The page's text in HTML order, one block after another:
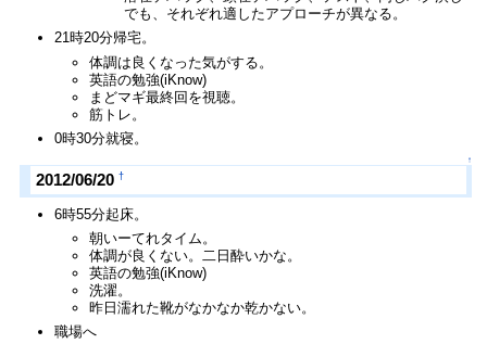
でも、それぞれ適したアプローチが異なる。
21時20分帰宅。
体調は良くなった気がする。
英語の勉強(iKnow)
まどマギ最終回を視聴。
筋トレ。
0時30分就寝。
↑
2012/06/20 †
6時55分起床。
朝いーてれタイム。
体調が良くない。二日酔いかな。
英語の勉強(iKnow)
洗濯。
昨日濡れた靴がなかなか乾かない。
職場へ